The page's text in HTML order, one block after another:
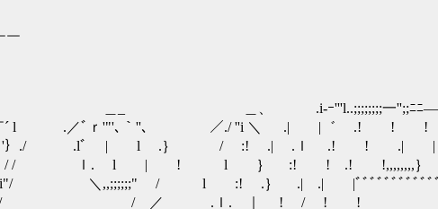
￣
.i-ｰ'''l..;;;;;;;;一'';;ﾆﾆ―-
´ l .／ﾞｒ'"'､｀''､ ／./ ''i ＼ .| |゛ .! ! !
ﾞ'｝./ .lﾞ | l .｝ / :! .| .ｌ .! !
. l | ! l ｝ :! ! .! !,,,,,,,,｝
/ l :! .｝ .| .| |ﾞﾞﾞﾞﾞﾞﾞﾞﾞﾞﾞﾞﾞﾞﾞ
/./ / ／ .ｌ. ｜ ! / !